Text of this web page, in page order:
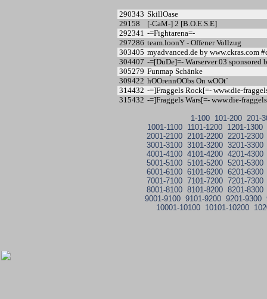
290343 SkillOase
29158
[-CaM-] 2 [B.O.E.S.E]
292341 -=Fightarena=-
297286 team.loonY - Offener Vollzug
303405 myadvanced.de by www.ckras.com
304407 -=[DuDe]=- Warserver 03 sponsored
305279 Funmap Schänke
309422 hOOrennOObs On wOOt`
314432 -=]Fraggels Rock[=- www.die-
315432 -=]Fraggels Wars[=- www.die-
1-100 101-200 201-
1001-1100 1101-1200 1201-1300
2001-2100 2101-2200 2201-2300
3001-3100 3101-3200 3201-3300
4001-4100 4101-4200 4201-4300
5001-5100 5101-5200 5201-5300
6001-6100 6101-6200 6201-6300
7001-7100 7101-7200 7201-7300
8001-8100 8101-8200 8201-8300
9001-9100 9101-9200 9201-9300
10001-10100 10101-10200